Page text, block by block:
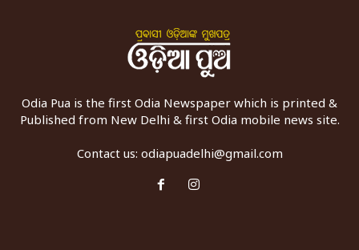
Odia Pua is the first Odia Newspaper which is printed &
Published from New Delhi & first Odia mobile news site.
Contact us: odiapuadelhi@gmail.com